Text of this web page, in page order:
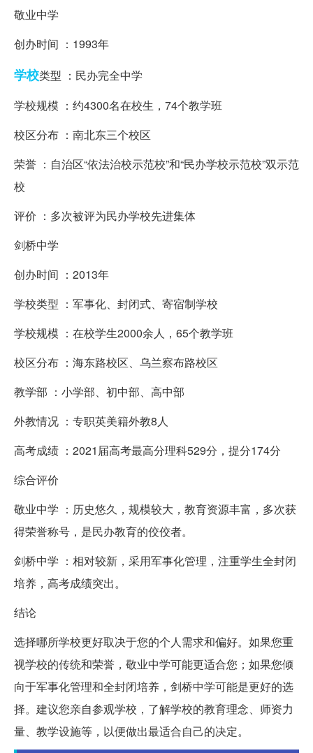
敬业中学
创办时间 ：1993年
学校类型 ：民办完全中学
学校规模 ：约4300名在校生，74个教学班
校区分布 ：南北东三个校区
荣誉 ：自治区“依法治校示范校”和“民办学校示范校”双示范
校
评价 ：多次被评为民办学校先进集体
剑桥中学
创办时间 ：2013年
学校类型 ：军事化、封闭式、寄宿制学校
学校规模 ：在校学生2000余人，65个教学班
校区分布 ：海东路校区、乌兰察布路校区
教学部 ：小学部、初中部、高中部
外教情况 ：专职英美籍外教8人
高考成绩 ：2021届高考最高分理科529分，提分174分
综合评价
敬业中学 ：历史悠久，规模较大，教育资源丰富，多次获
得荣誉称号，是民办教育的佼佼者。
剑桥中学 ：相对较新，采用军事化管理，注重学生全封闭
培养，高考成绩突出。
结论
选择哪所学校更好取决于您的个人需求和偏好。如果您重
视学校的传统和荣誉，敬业中学可能更适合您；如果您倾
向于军事化管理和全封闭培养，剑桥中学可能是更好的选
择。建议您亲自参观学校，了解学校的教育理念、师资力
量、教学设施等，以便做出最适合自己的决定。